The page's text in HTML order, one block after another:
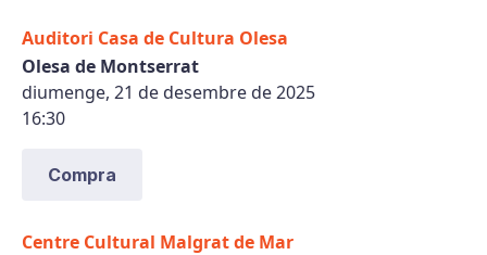
Auditori Casa de Cultura Olesa
Olesa de Montserrat
diumenge, 21 de desembre de 2025
16:30
Compra
Centre Cultural Malgrat de Mar